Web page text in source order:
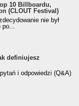
10 Billboardu,
(CLOUT Festival)
nie był
definiujesz
i odpowiedzi (Q&A)